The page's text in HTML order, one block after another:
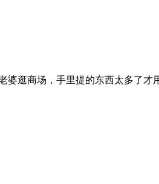
逛商场，手里提的东西太多了才